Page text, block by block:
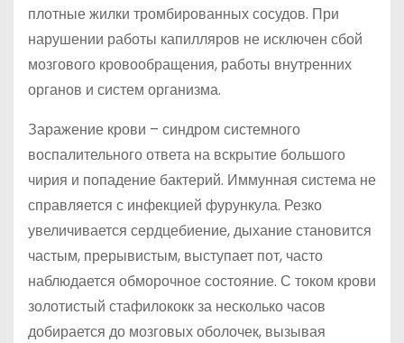
плотные жилки тромбированных сосудов. При
нарушении работы капилляров не исключен сбой
мозгового кровообращения, работы внутренних
органов и систем организма.
Заражение крови – синдром системного
воспалительного ответа на вскрытие большого
чирия и попадение бактерий. Иммунная система не
справляется с инфекцией фурункула. Резко
увеличивается сердцебиение, дыхание становится
частым, прерывистым, выступает пот, часто
наблюдается обморочное состояние. С током крови
золотистый стафилококк за несколько часов
добирается до мозговых оболочек, вызывая